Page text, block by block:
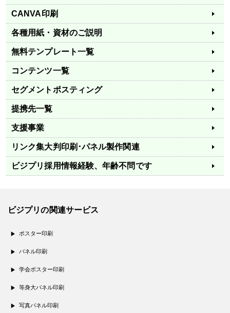
CANVA印刷
各種用紙・資材のご説明
無料テンプレート一覧
コンテンツ一覧
セグメントポスティング
提携先一覧
支援事業
リンク集大判印刷･パネル製作関連
ビジプリ採用情報経験、年齢不問です
ビジプリの関連サービス
ポスター印刷
パネル印刷
学会ポスター印刷
等身大パネル印刷
写真パネル印刷